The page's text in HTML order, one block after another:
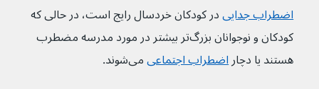
اضطراب جدایی در کودکان خردسال رایج است، در حالی که
کودکان و نوجوانان بزرگ‌تر بیشتر در مورد مدرسه مضطرب
هستند یا دچار اضطراب اجتماعی می‌شوند.